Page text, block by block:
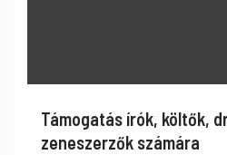
Támogatás írók, költők,
zeneszerzők számára